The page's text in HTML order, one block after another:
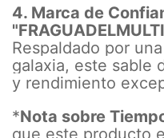
4. Marca de
Respaldado por
galaxia, este sable
y rendimiento
*Nota sobre